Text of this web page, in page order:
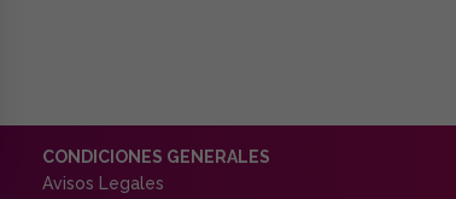
CONDICIONES GENERALES
Avisos Legales